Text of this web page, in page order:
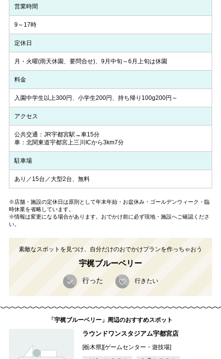
営業時間
9～17時
定休日
月・火曜(雨天休園、要問合せ)、9月中旬～6月上旬は休園
料金
入園中学生以上300円、小学生200円、持ち帰り100g200円～
アクセス
公共交通：JR宇都宮駅→車15分
車：北関東道宇都宮上三川ICから3km7分
駐車場
あり／15台／大型2台、無料
※店舗・施設の定休日は原則として年末年始・お盆休み・ゴールデンウィーク・臨
時休業を省略しています。
※情報は変更になる場合があります。おでかけ前に必ず現地・施設へご確認くださ
い。
素敵なスポットを見つけ、自分だけのおでかけプランを作っちゃおう
宇梶ブルーベリー
行った 行きたい
「宇梶ブルーベリー」周辺のおすすめスポット
ラウンドワンスタジアム宇都宮店
[栃木県][ゲームセンター・遊技場]